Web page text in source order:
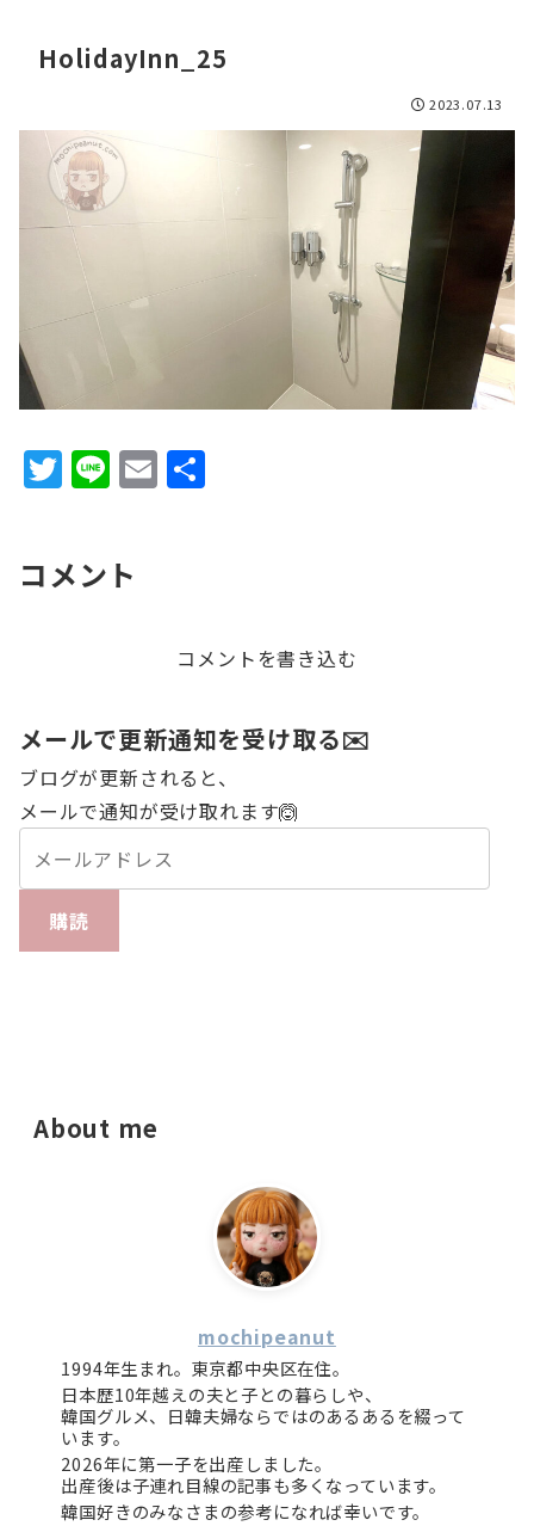
HolidayInn_25
2023.07.13
T
w
te
Li
n
E
m
コメント
コメントを書き込む
メールで更新通知を受け取る✉️
ブログが更新されると、
メールで通知が受け取れます🙆
購読
About me
mochipeanut
1994年生まれ。東京都中央区在住。
日本歴10年越えの夫と子との暮らしや、
韓国グルメ、日韓夫婦ならではのあるあるを綴って
います。
2026年に第一子を出産しました。
出産後は子連れ目線の記事も多くなっています。
韓国好きのみなさまの参考になれば幸いです。